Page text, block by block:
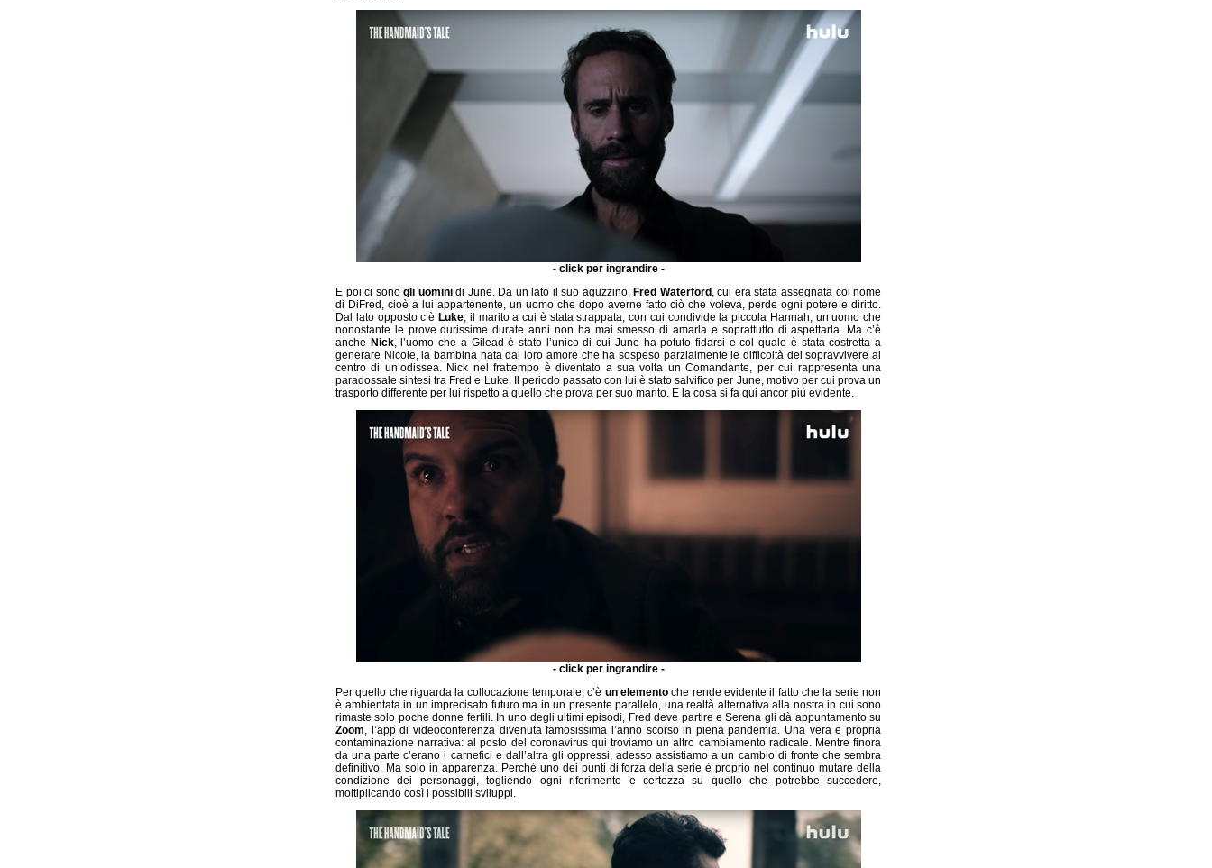
- click per ingrandire -
E poi ci sonogli uominidi June. Da un lato il suo aguzzino, Fred Waterford , cui era stata assegnata col nome
di DiFred, cioè a lui appartenente, un uomo che dopo averne fatto ciò che voleva, perde ogni potere e diritto.
Dal lato opposto c’è Luke, il marito a cui è stata strappata, con cui condivide la piccola Hannah, un uomo che
nonostante le prove durissime durate anni non ha mai smesso di amarla e soprattutto di aspettarla. Ma c’è
anche Nick, l’uomo che a Gilead è stato l’unico di cui June ha potuto fidarsi e col quale è stata costretta a
generare Nicole, la bambina nata dal loro amore che ha sospeso parzialmente le difficoltà del sopravvivere al
centro di un’odissea. Nick nel frattempo è diventato a sua volta un Comandante, per cui rappresenta una
paradossale sintesi tra Fred e Luke. Il periodo passato con lui è stato salvifico per June, motivo per cui prova un
trasporto differente per lui rispetto a quello che prova per suo marito. E la cosa si fa qui ancor più evidente.
- click per ingrandire -
Per quello che riguarda la collocazione temporale, c’è un elemento che rende evidente il fatto che la serie non
è ambientata in un imprecisato futuro ma in un presente parallelo, una realtà alternativa alla nostra in cui sono
rimaste solo poche donne fertili. In uno degli ultimi episodi, Fred deve partire e Serena gli dà appuntamento su
Zoom, l’app di videoconferenza divenuta famosissima l’anno scorso in piena pandemia. Una vera e propria
contaminazione narrativa: al posto del coronavirus qui troviamo un altro cambiamento radicale. Mentre finora
da una parte c’erano i carnefici e dall’altra gli oppressi, adesso assistiamo a un cambio di fronte che sembra
definitivo. Ma solo in apparenza. Perché uno dei punti di forza della serie è proprio nel continuo mutare della
condizione dei personaggi, togliendo ogni riferimento e certezza su quello che potrebbe succedere,
moltiplicando così i possibili sviluppi.